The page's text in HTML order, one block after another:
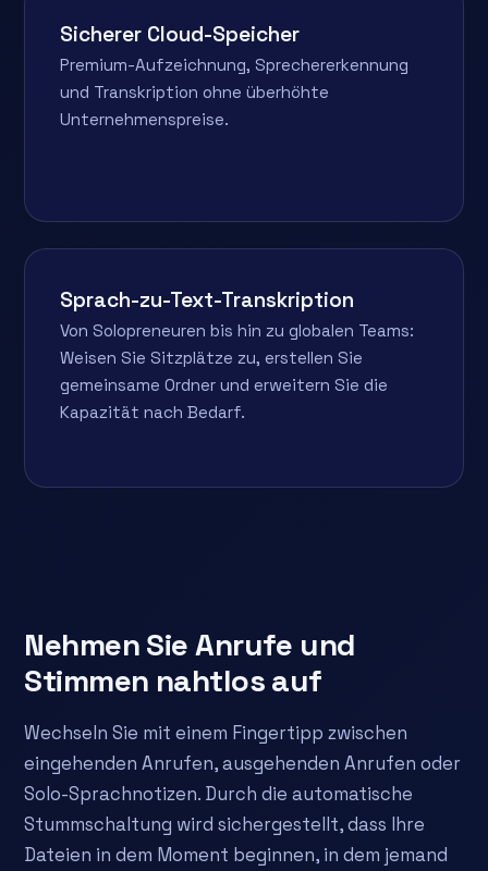
Sicherer Cloud-Speicher
Premium-Aufzeichnung, Sprechererkennung
und Transkription ohne überhöhte
Unternehmenspreise.
Sprach-zu-Text-Transkription
Von Solopreneuren bis hin zu globalen Teams:
Weisen Sie Sitzplätze zu, erstellen Sie
gemeinsame Ordner und erweitern Sie die
Kapazität nach Bedarf.
Nehmen Sie Anrufe und
Stimmen nahtlos auf
Wechseln Sie mit einem Fingertipp zwischen
eingehenden Anrufen, ausgehenden Anrufen oder
Solo-Sprachnotizen. Durch die automatische
Stummschaltung wird sichergestellt, dass Ihre
Dateien in dem Moment beginnen, in dem jemand